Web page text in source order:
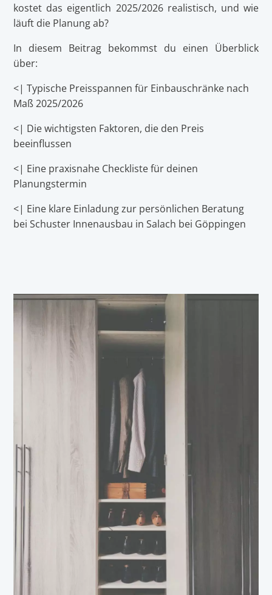
kostet das eigentlich 2025/2026 realistisch, und wie
läuft die Planung ab?
In diesem Beitrag bekommst du einen Überblick
über:
<| Typische Preisspannen für Einbauschränke nach
Maß 2025/2026
<| Die wichtigsten Faktoren, die den Preis
beeinflussen
<| Eine praxisnahe Checkliste für deinen
Planungstermin
<| Eine klare Einladung zur persönlichen Beratung
bei Schuster Innenausbau in Salach bei Göppingen